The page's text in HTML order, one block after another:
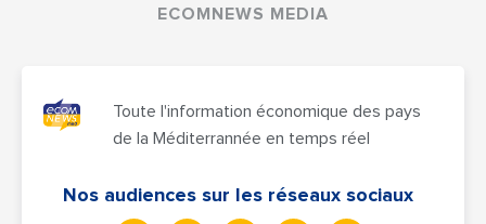
ECOMNEWS MEDIA
Toute l'information économique des pays
de la Méditerrannée en temps réel
Nos audiences sur les réseaux sociaux